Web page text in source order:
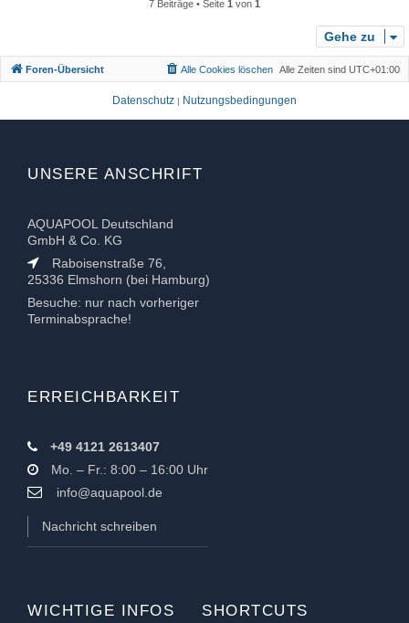
e
7 Beiträge • Seite 1 von 1
Gehe zu
Foren-Übersicht Alle Zeiten sind UTC+01:00
Alle Cookies löschen
Datenschutz | Nutzungsbedingungen
UNSERE ANSCHRIFT
AQUAPOOL Deutschland
GmbH & Co. KG
Raboisenstraße 76,
25336 Elmshorn (bei Hamburg)
Besuche: nur nach vorheriger
Terminabsprache!
ERREICHBARKEIT
+49 4121 2613407
Mo. – Fr.: 8:00 – 16:00 Uhr
info@aquapool.de
Nachricht schreiben
WICHTIGE INFOS SHORTCUTS